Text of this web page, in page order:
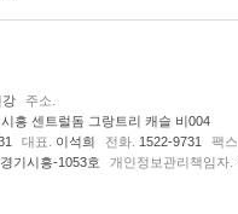
주소.
흥 센트럴돔 그랑트리 캐슬 비004
대표. 이석희 전화. 1522-9731
팩스.
기시흥-1053호 개인정보관리책임자.